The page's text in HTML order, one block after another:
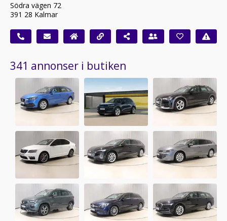
Södra vägen 72
391 28 Kalmar
341 annonser i butiken